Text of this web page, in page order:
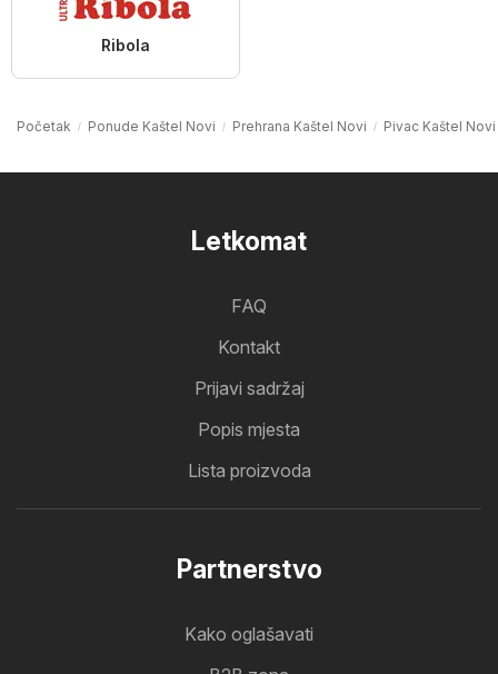
Ribola
Početak Ponude Kaštel Novi Prehrana Kaštel Novi Pivac Kaštel Novi
Letkomat
FAQ
Kontakt
Prijavi sadržaj
Popis mjesta
Lista proizvoda
Partnerstvo
Kako oglašavati